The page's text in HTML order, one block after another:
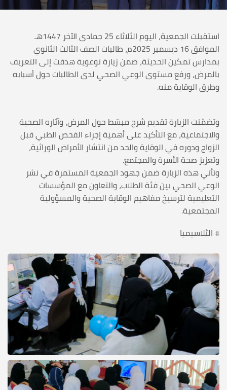
استقبلت الجمعية، اليوم الثلاثاء 25 جمادى الآخر 1447هـ
الموافق 16 ديسمبر 2025م، طالبات الصف الثالث الثانوي
بمدارس تمكين الحديثة، ضمن زيارة توعوية هدفت إلى التعريف
بالمرض، ورفع مستوى الوعي الصحي لدى الطالبات حول أسبابه
وطرق الوقاية منه.
وتضمّنت الزيارة تقديم شرح مبسّط حول المرض، وآثاره الصحية
والاجتماعية، مع التأكيد على أهمية إجراء الفحص الطبي قبل
الزواج ودوره في الوقاية والحد من انتشار الأمراض الوراثية،
وتعزيز صحة الأسرة والمجتمع.
وتأتي هذه الزيارة ضمن جهود الجمعية المستمرة في نشر
الوعي الصحي بين فئة الطلاب، والتعاون مع المؤسسات
التعليمية لترسيخ مفاهيم الوقاية الصحية والمسؤولية
المجتمعية.
# الثلاسيميا